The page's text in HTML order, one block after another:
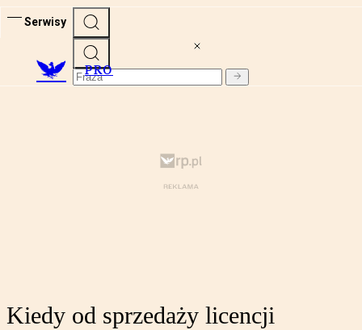
Serwisy
PRO
Kiedy od sprzedaży licencji